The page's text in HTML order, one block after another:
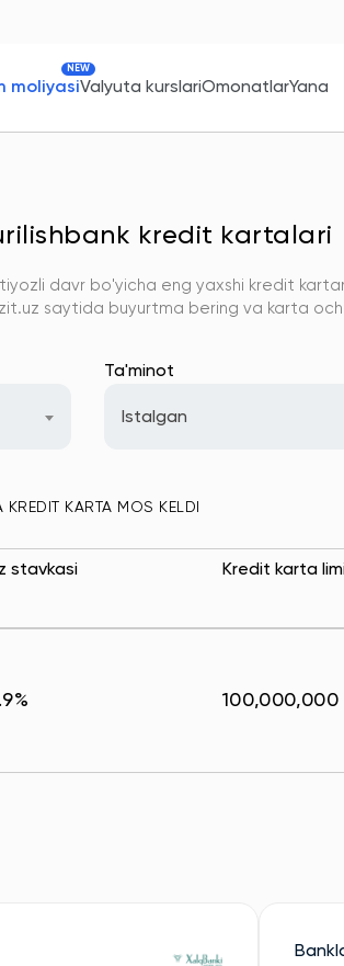
moliyasi
NEW
Valyuta kurslariOmonatlarYana
kredit kartalari
davr bo'yicha eng yaxshi kredit
saytida buyurtma bering va karta
Ta'minot
Istalgan
KREDIT KARTA MOS KELDI
stavkasi Kredit karta
100,000,000